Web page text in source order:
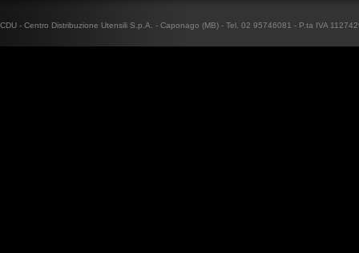
CDU - Centro Distribuzione Utensili S.p.A. - Caponago (MB) - Tel. 02 95746081 - P.ta IVA